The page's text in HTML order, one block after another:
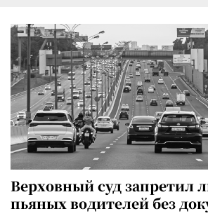
Верховный суд запретил
пьяных водителей без